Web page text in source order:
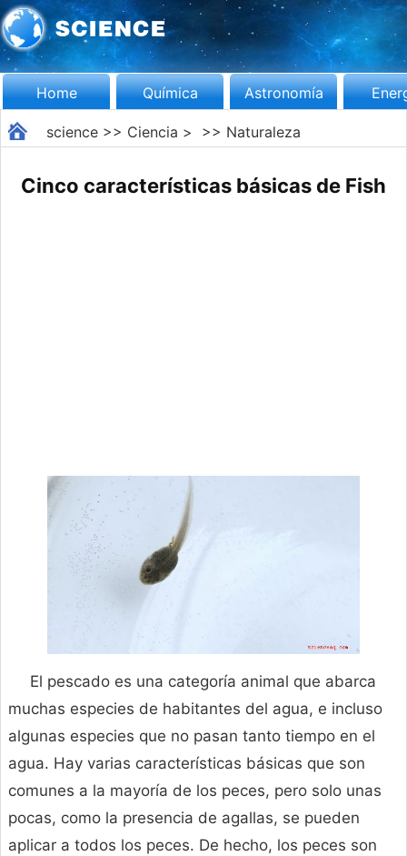
Home Química Astronomía
science>> Ciencia > >> Naturaleza
Cinco características básicas de Fish
El pescado es una categoría animal que abarca
muchas especies de habitantes del agua, e incluso
algunas especies que no pasan tanto tiempo en el
agua. Hay varias características básicas que son
comunes a la mayoría de los peces, pero solo unas
pocas, como la presencia de agallas, se pueden
aplicar a todos los peces. De hecho, los peces son